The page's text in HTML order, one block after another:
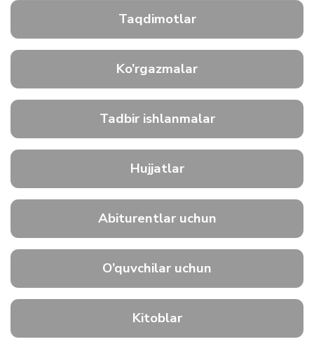
Taqdimotlar
Ko’rgazmalar
Tadbir ishlanmalar
Hujjatlar
Abiturentlar uchun
O’quvchilar uchun
Kitoblar